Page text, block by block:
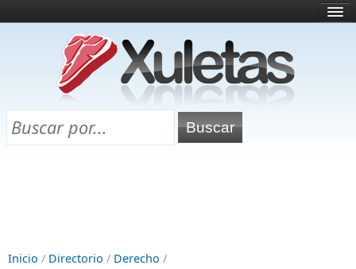
¿Qué es esto?
Directorio
Chuletas para exámenes
Inicio / Directorio / Derecho /